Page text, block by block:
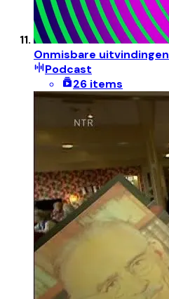
Onmisbare uitvindingen
Podcast
26 items